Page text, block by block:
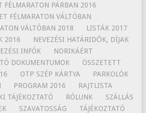
FÉLMARATON PÁRBAN 2016
FÉLMARATON VÁLTÓBAN
VÁLTÓBAN 2018
LISTÁK 2017
2016
NEVEZÉSI HATÁRIDŐK, DÍJAK
INFÓK
NORIKÁÉRT
DOKUMENTUMOK
ÖSSZETETT
OTP SZÉP KÁRTYA
PARKOLÓK
PROGRAM 2016
RAJTLISTA
TÁJÉKOZTATÓ
RÓLUNK
SZÁLLÁS
SZAVATOSSÁG TÁJÉKOZTATÓ